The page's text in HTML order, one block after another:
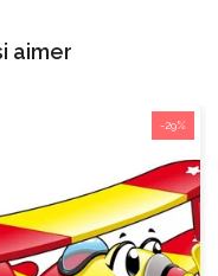
aimer
-29%